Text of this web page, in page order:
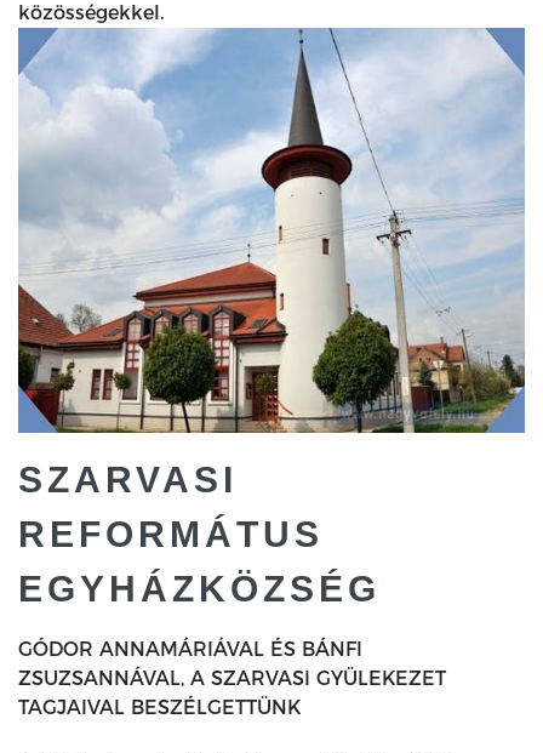
közösségekkel.
SZARVASI
REFORMÁTUS
EGYHÁZKÖZSÉG
GÓDOR ANNAMÁRIÁVAL ÉS BÁNFI
ZSUZSANNÁVAL, A SZARVASI GYÜLEKEZET
TAGJAIVAL BESZÉLGETTÜNK